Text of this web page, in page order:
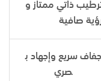
ذاتي ممتاز و
صافية
جفاف سريع وإجهاد ب
صري